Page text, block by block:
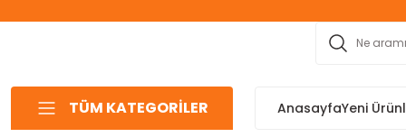
TÜM KATEGORİLER AnasayfaYeni